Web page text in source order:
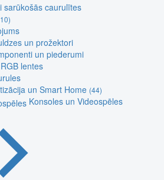
sarūkošās caurulītes
un prožektori
un piederumi
lentes
un Smart Home (44)
Konsoles un Videospēles